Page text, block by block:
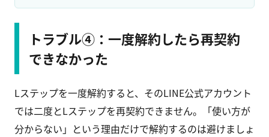
トラブル④：一度解約したら再契約
できなかった
Lステップを一度解約すると、そのLINE公式アカウント
では二度とLステップを再契約できません。「使い方が
分からない」という理由だけで解約するのは避けましょ